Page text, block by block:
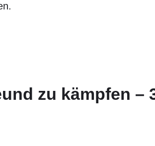
zu kämpfen –